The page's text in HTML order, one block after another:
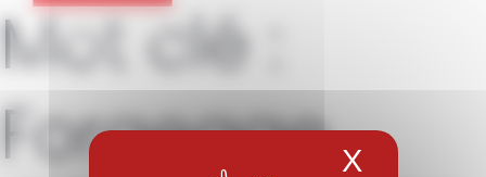
Panneau de gestion des cookies
X
Mot clé :
Forgeage